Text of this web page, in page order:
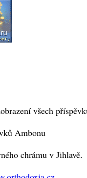
všech
Ambonu
chrámu v Jihlavě.